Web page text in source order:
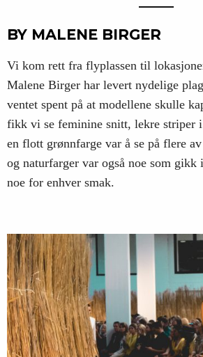
BY MALENE BIRGER
Vi kom rett fra flyplassen til
Malene Birger har levert nydelige
ventet spent på at modellene skulle
fikk vi se feminine snitt, lekre striper
en flott grønnfarge var å se på flere
og naturfarger var også noe som gikk
noe for enhver smak.